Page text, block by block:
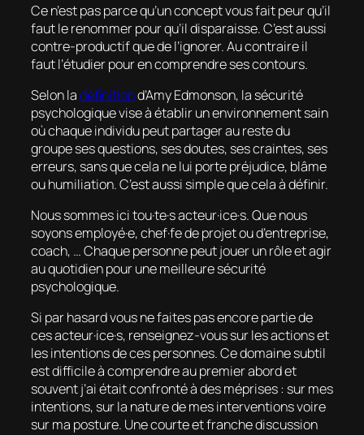
Ce n’est pas parce qu’un concept vous fait peur qu’il
faut le renommer pour qu’il disparaisse. C’est aussi
contre-productif que de l’ignorer. Au contraire il
faut l’étudier pour en comprendre ses contours.
Selon ladéfinitiond’Amy Edmonson, la sécurité
psychologique vise à établir un environnement sain
où chaque individu peut partager au reste du
groupe ses questions, ses doutes, ses craintes, ses
erreurs, sans que cela ne lui porte préjudice, blâme
ou humiliation. C’est aussi simple que cela à définir.
Nous sommes ici tou·te·s acteur·ice·s. Que nous
soyons employé·e, chef·fe de projet ou d’entreprise,
coach, … Chaque personne peut jouer un rôle et agir
au quotidien pour une meilleure sécurité
psychologique.
Si par hasard vous ne faites pas encore partie de
ces acteur·ice·s, renseignez-vous sur les actions et
les intentions de ces personnes. Ce domaine subtil
est difficile à comprendre au premier abord et
souvent j’ai était confronté à des méprises : sur mes
intentions, sur la nature de mes interventions voire
sur ma posture. Une courte et franche discussion